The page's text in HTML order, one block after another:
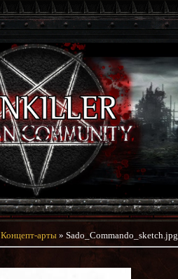
Концепт-арты » Sado_Commando_sketch.jpg